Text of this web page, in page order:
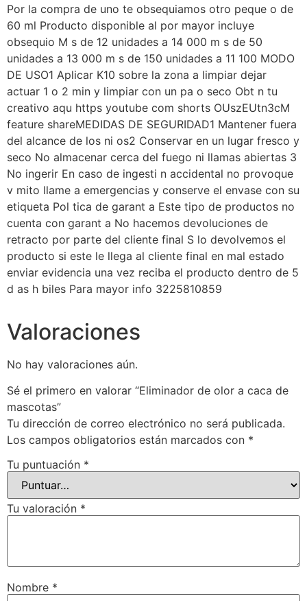
Por la compra de uno te obsequiamos otro peque o de
60 ml Producto disponible al por mayor incluye
obsequio M s de 12 unidades a 14 000 m s de 50
unidades a 13 000 m s de 150 unidades a 11 100 MODO
DE USO1 Aplicar K10 sobre la zona a limpiar dejar
actuar 1 o 2 min y limpiar con un pa o seco Obt n tu
creativo aqu https youtube com shorts OUszEUtn3cM
feature shareMEDIDAS DE SEGURIDAD1 Mantener fuera
del alcance de los ni os2 Conservar en un lugar fresco y
seco No almacenar cerca del fuego ni llamas abiertas 3
No ingerir En caso de ingesti n accidental no provoque
v mito llame a emergencias y conserve el envase con su
etiqueta Pol tica de garant a Este tipo de productos no
cuenta con garant a No hacemos devoluciones de
retracto por parte del cliente final S lo devolvemos el
producto si este le llega al cliente final en mal estado
enviar evidencia una vez reciba el producto dentro de 5
d as h biles Para mayor info 3225810859
Valoraciones
No hay valoraciones aún.
Sé el primero en valorar “Eliminador de olor a caca de
mascotas”
Tu dirección de correo electrónico no será publicada.
Los campos obligatorios están marcados con *
Tu puntuación *
Tu valoración *
Nombre *